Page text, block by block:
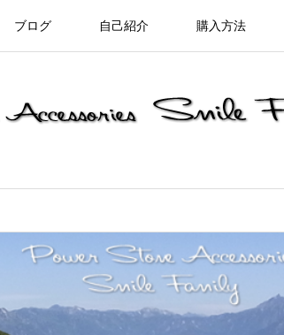
ブログ 自己紹介 購入方法